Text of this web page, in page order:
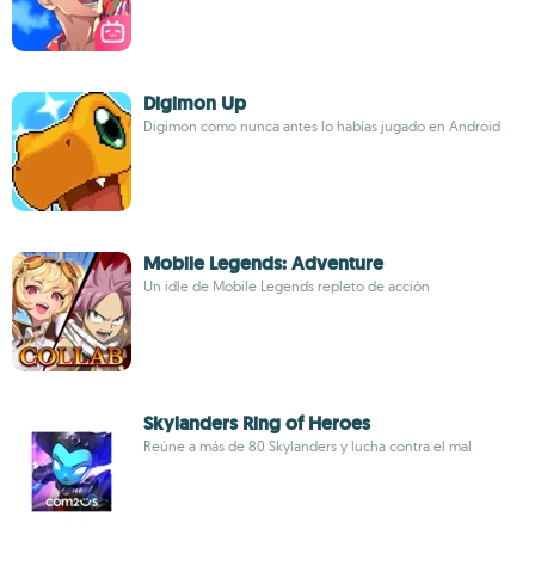
Digimon Up
Digimon como nunca antes lo habías jugado en Android
Mobile Legends: Adventure
Un idle de Mobile Legends repleto de acción
Skylanders Ring of Heroes
Reúne a más de 80 Skylanders y lucha contra el mal